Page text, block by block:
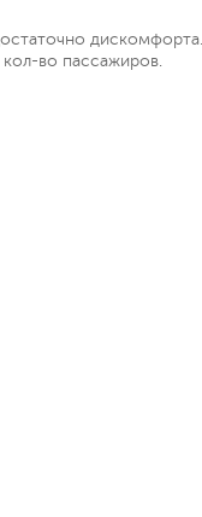
во пассажиров.